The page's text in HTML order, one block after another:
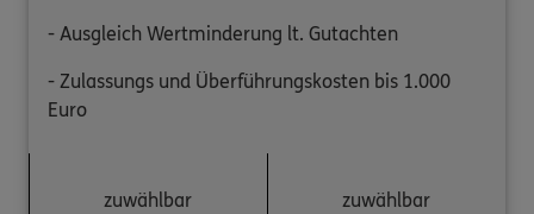
- Ausgleich Wertminderung lt. Gutachten
- Zulassungs und Überführungskosten bis 1.000
Euro
zuwählbar zuwählbar